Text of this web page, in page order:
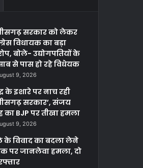
सरकार को लेकर
विधायक का बड़ा
बोले- उद्योगपतियों के
से पास हो रहे विधेयक
9, 2026
के इशारे पर नाच रही
सरकार’, संजय
का BJP पर तीखा हमला
9, 2026
विवाद का बदला लेने
पर जानलेवा हमला, दो